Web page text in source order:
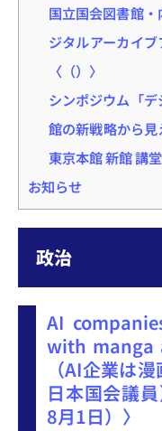
国立国会図書館
ジタルアーカイ
〈（）〉
シンポジウム「
館の新戦略から
東京本館 新館 講
お知らせ
政治
AI
with manga
（AI企業は
日本国会議
8月1日）〉